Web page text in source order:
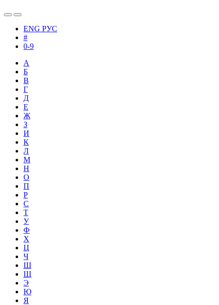
ENG РУС
#
0-9
А
Б
В
Г
Д
Е
Ж
З
И
К
Л
М
Н
О
П
Р
С
Т
У
Ф
Х
Ц
Ч
Ш
Щ
Э
Ю
Я